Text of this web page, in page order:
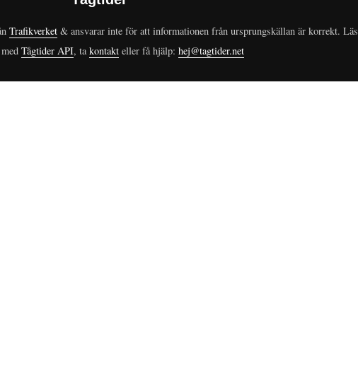
Trafikverket & ansvarar inte för att informationen från ursprungskällan är korrekt. Läs
Tågtider API, takontakteller få hjälp: hej@tagtider.net